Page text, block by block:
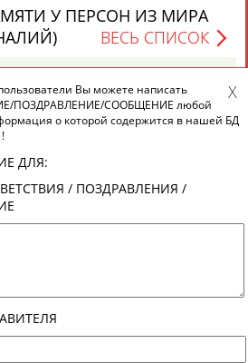
деятельности
НАИТ «Стадион»
996
У ПЕРСОН ИЗ МИРА
ВЕСЬ СПИСОК
Вы можете написать
ПОЗДРАВЛЕНИЕ/СООБЩЕНИЕ любой
о которой содержится в нашей БД
ДЛЯ:
/ ПОЗДРАВЛЕНИЯ /